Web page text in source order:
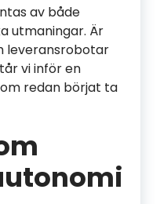
av både
utmaningar. Är
leveransrobotar
vi inför en
redan börjat ta